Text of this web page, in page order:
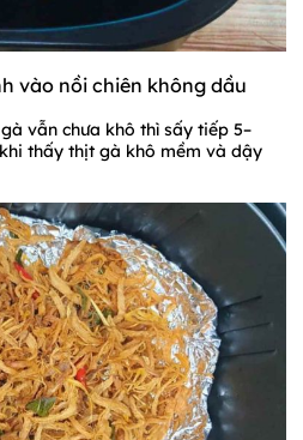
vào nồi chiên không dầu
vẫn chưa khô thì sấy tiếp 5–
thấy thịt gà khô mềm và dậy